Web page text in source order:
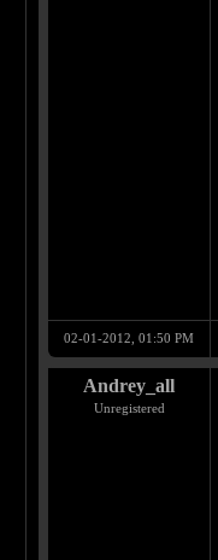
02-01-2012, 01:50 PM
Andrey_all
Unregistered